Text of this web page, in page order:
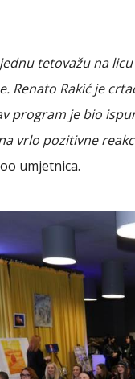
tetovažu na
Renato Rakić je
program je bio
vrlo pozitivne
umjetnica.